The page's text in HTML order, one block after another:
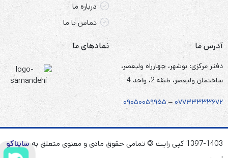
درباره ما
تماس با ما
آدرس ما
دفتر مرکزی: بوشهر، چهارراه ولیعصر،
ساختمان ولیعصر، طبقه 2، واحد 4
۰۷۷۳۳۳۳۳۶۷۲ – ۰۹۰۵۰۰۵۹۹۵۵
نمادهای ما
1397-1403 کپی رایت © تمامی حقوق مادی و معنوی متعلق به
سایناکو